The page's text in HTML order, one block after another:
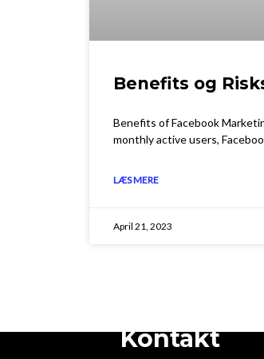
Benefits og
Benefits of Facebook
monthly active users,
LÆS MERE
April 21, 2023
Kontakt